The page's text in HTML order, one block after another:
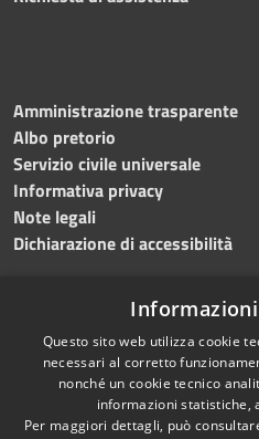
Amministrazione trasparente
Albo pretorio
Servizio civile universale
Informativa privacy
Note legali
Dichiarazione di accessibilità
RSS
Accessibilità
Cookie
Questo sito web utilizza cookie
necessari al corretto
nonché un cookie tecnico
informazioni statistiche,
Per maggiori dettagli, può